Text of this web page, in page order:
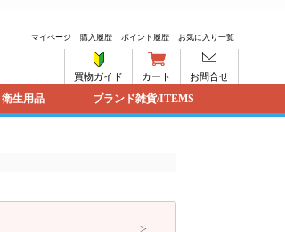
マイページ 購入履歴 ポイント履歴 お気に入り一覧
買物ガイド カート お問合せ
衛生用品 ブランド雑貨/ITEMS